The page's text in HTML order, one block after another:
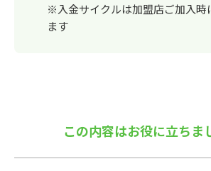
※入金サイクルは加盟店ご加入時
ます
この内容はお役に立ちま